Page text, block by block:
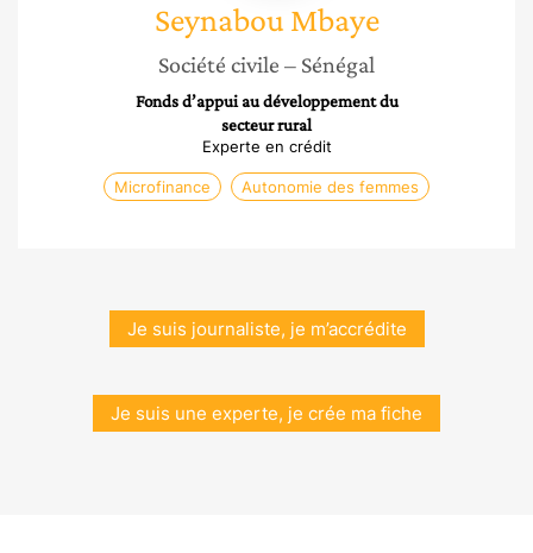
Seynabou Mbaye
Société civile – Sénégal
Fonds d’appui au développement du
secteur rural
Experte en crédit
Microfinance Autonomie des femmes
Je suis journaliste, je m’accrédite
Je suis une experte, je crée ma fiche